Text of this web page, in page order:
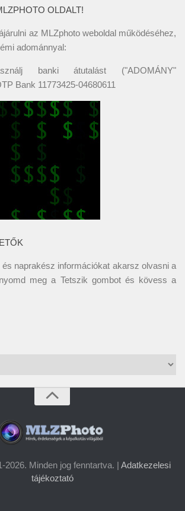
OLDALT!
az MLZphoto weboldal működéséhez,
adománnyal:
banki átutalást ("ADOMÁNY"
Bank 11773425-04680611
naprakész információkat akarsz olvasni a
meg a Tetszik gombot és kövess a
2026. Minden jog fenntartva. | Adatkezelesi
tájékoztató